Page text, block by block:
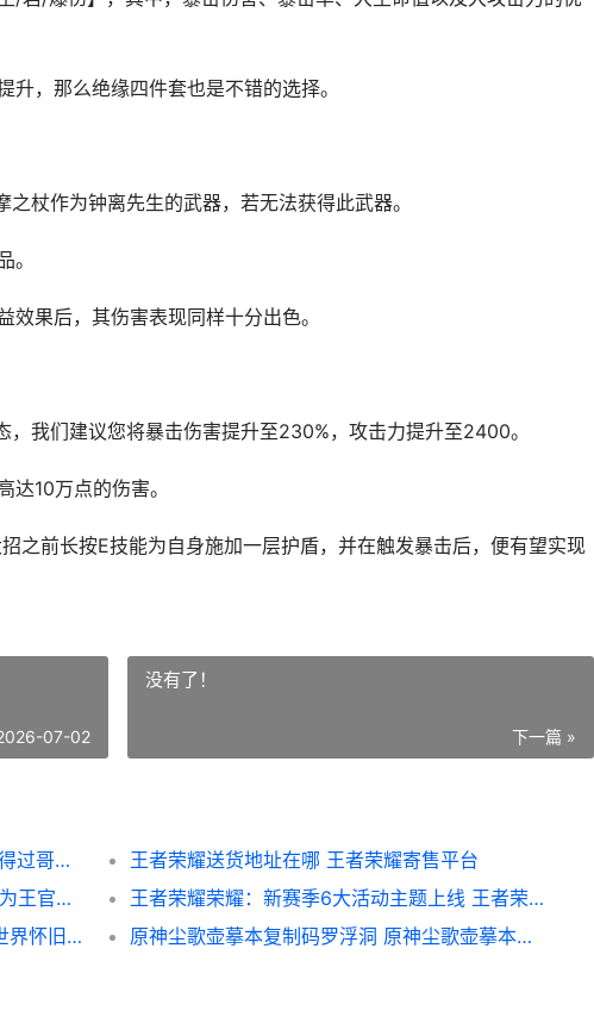
，那么绝缘四件套也是不错的选择。
杖作为钟离先生的武器，若无法获得此武器。
。
果后，其伤害表现同样十分出色。
我们建议您将暴击伤害提升至230%，攻击力提升至2400。
10万点的伤害。
之前长按E技能为自身施加一层护盾，并在触发暴击后，便有望实现
07-02
没有了！
下一篇 »
原神钟离如何打伤害护盾高 原神钟离打得过哥斯拉吗
王者荣耀送货地址在哪 王者荣耀寄售平台
镇魂街天生为王兑换码21个 镇魂街天生为王官方版
王者荣耀荣耀：新赛季6大活动主题上线 王者荣耀荣耀称号
魔兽世界怀旧服wlk刺杀贼如何玩 魔兽世界怀旧服直升
原神尘歌壶摹本复制码罗浮洞 原神尘歌壶摹本怎么用